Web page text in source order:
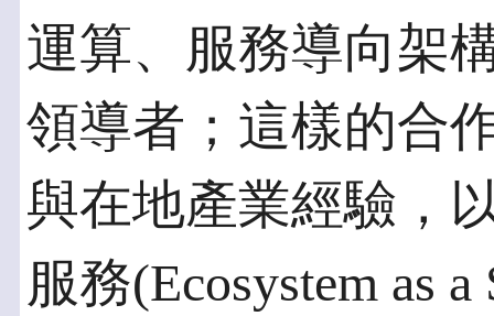
運算、服務導向架
領導者；這樣的合
與在地產業經驗，
服務(Ecosystem as